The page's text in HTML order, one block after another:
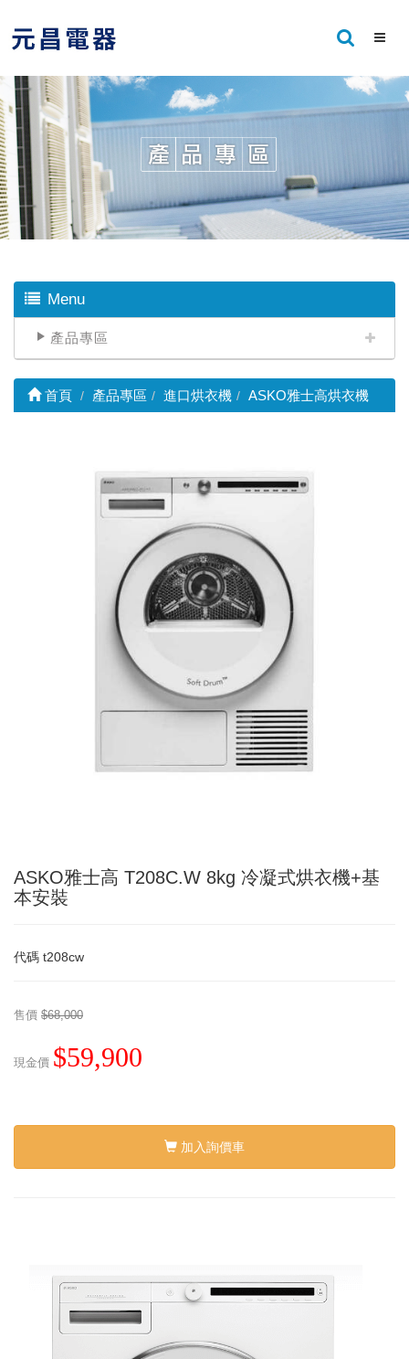
Menu
產品專區
首頁 產品專區 進口烘衣機 ASKO雅士高烘衣機
ASKO雅士高 T208C.W 8kg 冷凝式烘衣機+基
本安裝
代碼 t208cw
售價 $68,000
現金價 $59,900
加入詢價車